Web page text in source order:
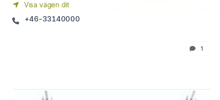
Visa vägen dit
+46-33140000
1